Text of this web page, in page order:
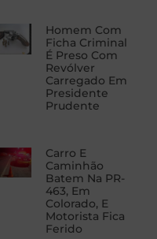
Homem Com
Ficha Criminal
É Preso Com
Revólver
Carregado Em
Presidente
Prudente
Carro E
Caminhão
Batem Na PR-
463, Em
Colorado, E
Motorista Fica
Ferido